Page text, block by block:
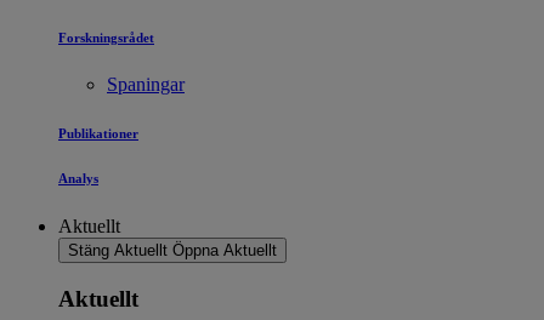
Forskningsrådet
Spaningar
Publikationer
Analys
Aktuellt
Stäng Aktuellt Öppna Aktuellt
Aktuellt